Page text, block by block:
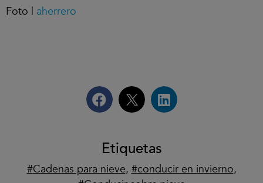
Foto | aherrero
Etiquetas
Cadenas para nieve, conducir en invierno,